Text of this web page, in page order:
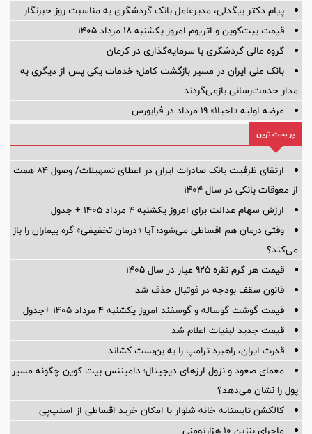
پیام دکتر بیگدلی، مدیرعامل بانک گردشگری به مناسبت روز خبرنگار
قیمت بیت‌کوین و اتریوم امروز یکشنبه ۱۸ مرداد ۱۴۰۵
گروه مالی گردشگری با سرمایه‌گذاری در کرمان
بانک ملی ایران در مسیر بازگشت کامل؛ خدمات یکی پس از دیگری به
مدار خدمت‌رسانی بازمی‌گردند
عرضه اولیه «احیا۱» ۱۹ مرداد در فرابورس
پر بحث ترین
ارتقای ظرفیت بانک صادرات ایران در اعطای تسهیلات/ وصول ۸۴ همت
از معوقات بانکی در سال ۱۴۰۴
ارزش سهام عدالت برای امروز یکشنبه ۴ مرداد ۱۴۰۵ + جدول
وقتی درمان هم اقساطی می‌شود؛ آیا «درمان تخفیفی» گره بیماران را باز
می‌کند؟
قیمت هر گرم نقره ۹۲۵ عیار در سال ۱۴۰۵
قانون سقف بودجه در فوتبال حذف شد
قیمت گوشت گوساله و گوسفند امروز یکشنبه ۴ مرداد ۱۴۰۵ +جدول
قیمت جدید لبنیات اعلام شد
قدرت ایران، راهبرد ترامپ را به بن‌بست کشاند
معمای صعود و نزول ارزهای دیجیتال؛ دامیننس بیت کوین چگونه مسیر
پول را نشان می‌دهد؟
کالکشن تابستانه خانه شلوار با امکان خرید اقساطی از اسنپ‌پی